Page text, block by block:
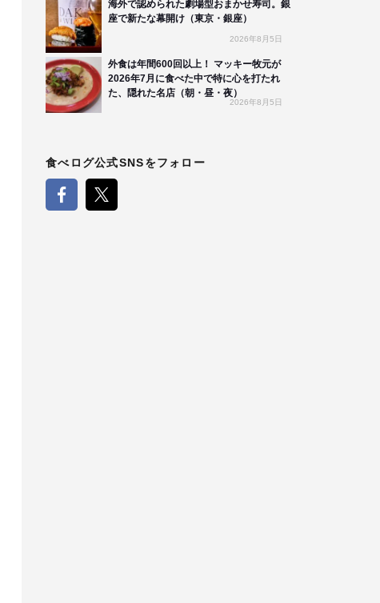
海外で認められた劇場型おまかせ寿司。銀
座で新たな幕開け（東京・銀座）
2026年8月5日
外食は年間600回以上！ マッキー牧元が
2026年7月に食べた中で特に心を打たれ
た、隠れた名店（朝・昼・夜）
2026年8月5日
食べログ公式SNSをフォロー